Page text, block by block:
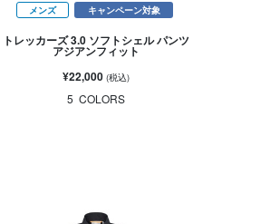
メンズ キャンペーン対象
トレッカーズ 3.0 ソフトシェル パンツ
アジアンフィット
¥22,000 (税込)
5 COLORS